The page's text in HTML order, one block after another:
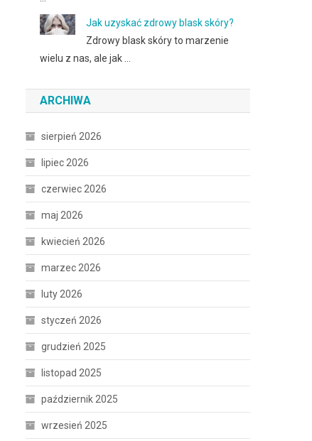
Jak uzyskać zdrowy blask skóry?
Zdrowy blask skóry to marzenie
wielu z nas, ale jak …
ARCHIWA
sierpień 2026
lipiec 2026
czerwiec 2026
maj 2026
kwiecień 2026
marzec 2026
luty 2026
styczeń 2026
grudzień 2025
listopad 2025
październik 2025
wrzesień 2025